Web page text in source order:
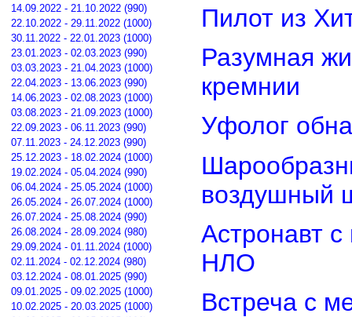
14.09.2022 - 21.10.2022 (990)
22.10.2022 - 29.11.2022 (1000)
30.11.2022 - 22.01.2023 (1000)
23.01.2023 - 02.03.2023 (990)
03.03.2023 - 21.04.2023 (1000)
22.04.2023 - 13.06.2023 (990)
14.06.2023 - 02.08.2023 (1000)
03.08.2023 - 21.09.2023 (1000)
22.09.2023 - 06.11.2023 (990)
07.11.2023 - 24.12.2023 (990)
25.12.2023 - 18.02.2024 (1000)
19.02.2024 - 05.04.2024 (990)
06.04.2024 - 25.05.2024 (1000)
26.05.2024 - 26.07.2024 (1000)
26.07.2024 - 25.08.2024 (990)
26.08.2024 - 28.09.2024 (980)
29.09.2024 - 01.11.2024 (1000)
02.11.2024 - 02.12.2024 (980)
03.12.2024 - 08.01.2025 (990)
09.01.2025 - 09.02.2025 (1000)
10.02.2025 - 20.03.2025 (1000)
Пилот из
Разумная
кремнии
Уфолог
воздушный
Астронавт
НЛО
Встреча с